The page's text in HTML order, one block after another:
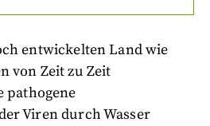
entwickelten Land wie
von Zeit zu Zeit
pathogene
Viren durch Wasser